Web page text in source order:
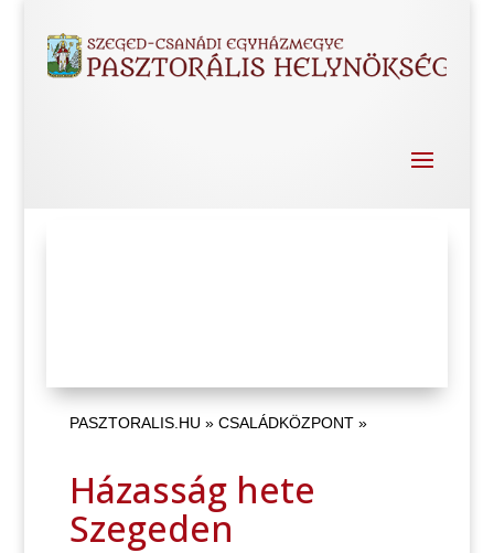
PASZTORALIS.HU » CSALÁDKÖZPONT»
Házasság hete
Szegeden